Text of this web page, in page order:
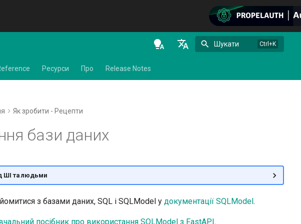
en - English
Шукати
Ресурси Про Release Notes
Як зробити - Рецепти
бази даних
ШІ та людьми
з базами даних, SQL і SQLModel у документації SQLModel. 🤓
посібник про використання SQLModel з FastAPI. ✨